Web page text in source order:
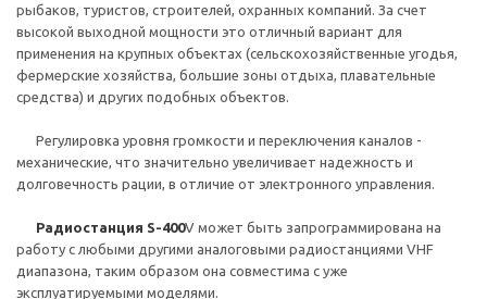
рыбаков, туристов, строителей, охранных компаний. За счет
высокой выходной мощности это отличный вариант для
применения на крупных объектах (сельскохозяйственные угодья,
фермерские хозяйства, большие зоны отдыха, плавательные
средства) и других подобных объектов.
Регулировка уровня громкости и переключения каналов -
механические, что значительно увеличивает надежность и
долговечность рации, в отличие от электронного управления.
Радиостанция S-400V может быть запрограммирована на
работу с любыми другими аналоговыми радиостанциями VHF
диапазона, таким образом она совместима с уже
эксплуатируемыми моделями.